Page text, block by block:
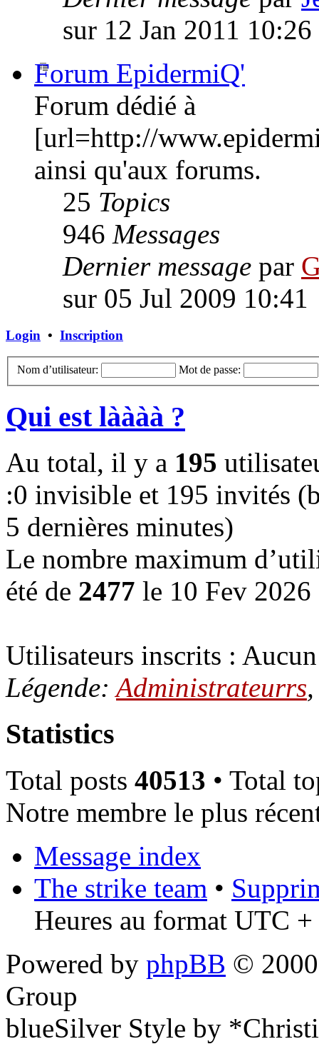
sur 12 Jan 2011 10:26
Forum EpidermiQ'
Forum dédié à
[url=http://
ainsi qu'aux forums.
25 Topics
946 Messages
Dernier message par
sur 05 Jul 2009 10:41
Login • Inscription
Nom d’utilisateur: Mot de passe:
Qui est làààà ?
Au total, il y a 195
:0 invisible et 195 invités
5 dernières minutes)
Le nombre maximum
été de 2477 le 10 Fev
Utilisateurs inscrits :
Légende:Administrateurrs
Statistics
Total posts 40513 • Total
Notre membre le plus
Message index
The strike team •
Heures au format UTC
Powered by phpBB ©
Group
blueSilver Style by